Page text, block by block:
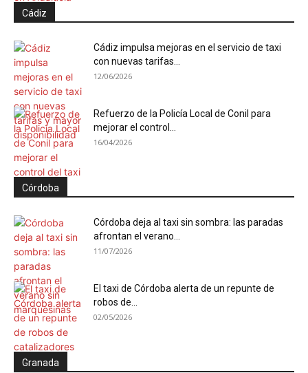
Cádiz
Cádiz impulsa mejoras en el servicio de taxi
con nuevas tarifas...
12/06/2026
Refuerzo de la Policía Local de Conil para
mejorar el control...
16/04/2026
Córdoba
Córdoba deja al taxi sin sombra: las paradas
afrontan el verano...
11/07/2026
El taxi de Córdoba alerta de un repunte de
robos de...
02/05/2026
Granada